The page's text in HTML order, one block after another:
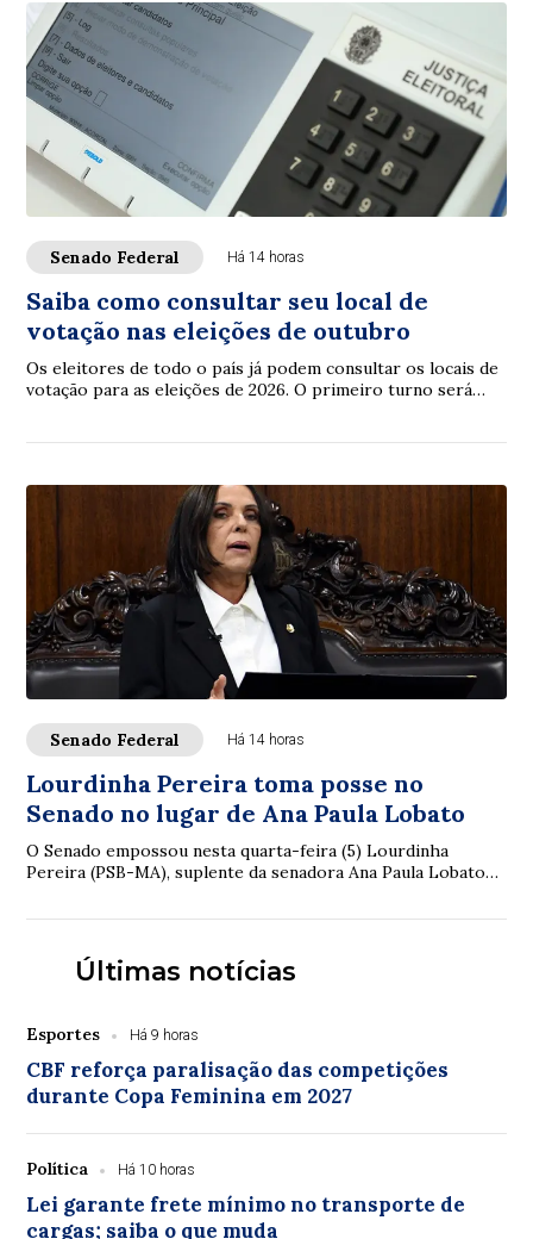
Senado Federal Há 14 horas
Saiba como consultar seu local de
votação nas eleições de outubro
Os eleitores de todo o país já podem consultar os locais de
votação para as eleições de 2026. O primeiro turno será
Senado Federal Há 14 horas
Lourdinha Pereira toma posse no
Senado no lugar de Ana Paula Lobato
O Senado empossou nesta quarta-feira (5) Lourdinha
Pereira (PSB-MA), suplente da senadora Ana Paula Lobato
Últimas notícias
Esportes Há 9 horas
CBF reforça paralisação das competições
durante Copa Feminina em 2027
Política Há 10 horas
Lei garante frete mínimo no transporte de
cargas; saiba o que muda